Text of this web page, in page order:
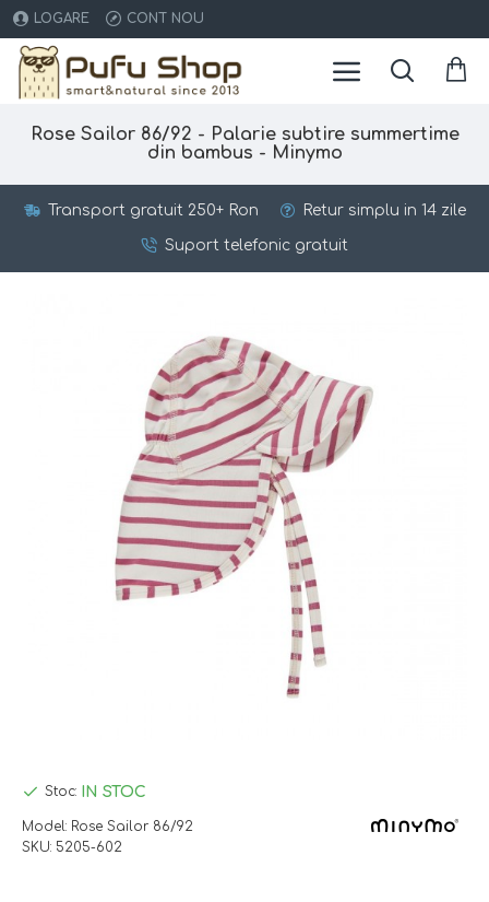
LOGARE CONT NOU
Rose Sailor 86/92 - Palarie subtire summertime
din bambus - Minymo
Transport gratuit 250+ Ron Retur simplu in 14 zile
Suport telefonic gratuit
Stoc: IN STOC
Model: Rose Sailor 86/92
SKU: 5205-602